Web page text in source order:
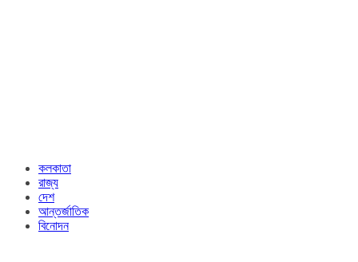
কলকাতা
রাজ্য​
দেশ
আন্তর্জাতিক
বিনোদন